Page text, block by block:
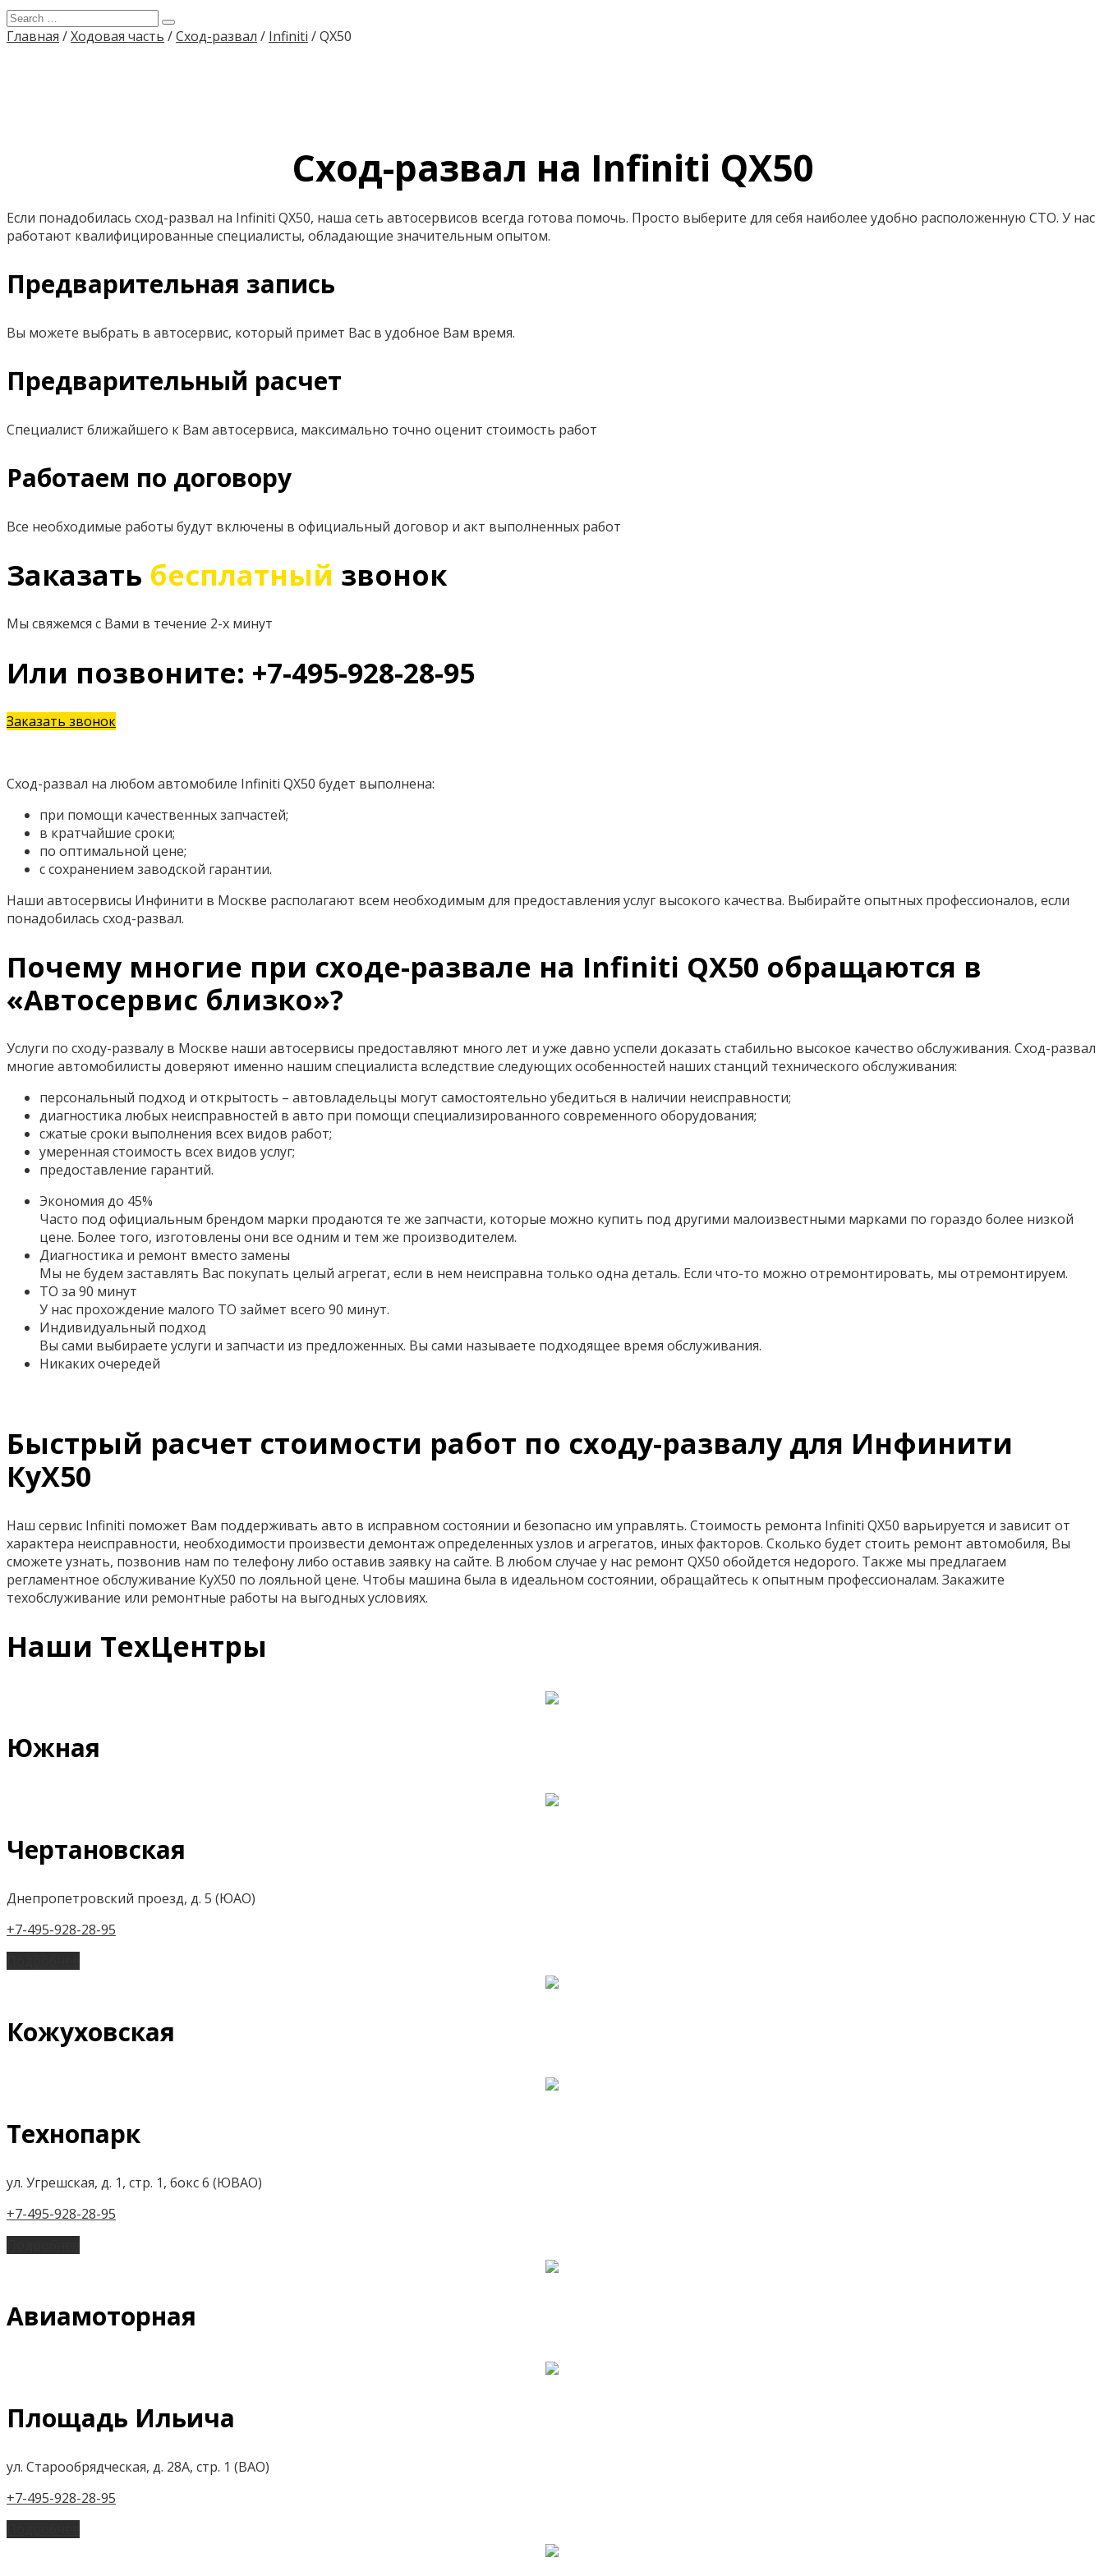
Главная /Ходовая часть /Сход-развал / Infiniti /QX50
Сход-развал на Infiniti QX50
Если понадобилась сход-развал на Infiniti QX50, наша сеть автосервисов всегда готова помочь. Просто выберите для себя наиболее удобно расположенную СТО. У нас
работают квалифицированные специалисты, обладающие значительным опытом.
Предварительная запись
Вы можете выбрать в автосервис, который примет Вас в удобное Вам время.
Предварительный расчет
Специалист ближайшего к Вам автосервиса, максимально точно оценит стоимость работ
Работаем по договору
Все необходимые работы будут включены в официальный договор и акт выполненных работ
Заказать бесплатный звонок
Мы свяжемся с Вами в течение 2-х минут
Или позвоните: +7-495-928-28-95
Заказать звонок
Сход-развал на любом автомобиле Infiniti QX50 будет выполнена:
при помощи качественных запчастей;
в кратчайшие сроки;
по оптимальной цене;
с сохранением заводской гарантии.
Наши автосервисы Инфинити в Москве располагают всем необходимым для предоставления услуг высокого качества. Выбирайте опытных профессионалов, если
понадобилась сход-развал.
Почему многие при сходе-развале на Infiniti QX50 обращаются в
«Автосервис близко»?
Услуги по сходу-развалу в Москве наши автосервисы предоставляют много лет и уже давно успели доказать стабильно высокое качество обслуживания. Сход-развал
многие автомобилисты доверяют именно нашим специалиста вследствие следующих особенностей наших станций технического обслуживания:
персональный подход и открытость – автовладельцы могут самостоятельно убедиться в наличии неисправности;
диагностика любых неисправностей в авто при помощи специализированного современного оборудования;
сжатые сроки выполнения всех видов работ;
умеренная стоимость всех видов услуг;
предоставление гарантий.
Экономия до 45%
Часто под официальным брендом марки продаются те же запчасти, которые можно купить под другими малоизвестными марками по гораздо более низкой
цене. Более того, изготовлены они все одним и тем же производителем.
Диагностика и ремонт вместо замены
Мы не будем заставлять Вас покупать целый агрегат, если в нем неисправна только одна деталь. Если что-то можно отремонтировать, мы отремонтируем.
ТО за 90 минут
У нас прохождение малого ТО займет всего 90 минут.
Индивидуальный подход
Вы сами выбираете услуги и запчасти из предложенных. Вы сами называете подходящее время обслуживания.
Никаких очередей
Быстрый расчет стоимости работ по сходу-развалу для Инфинити
КуХ50
Наш сервис Infiniti поможет Вам поддерживать авто в исправном состоянии и безопасно им управлять. Стоимость ремонта Infiniti QX50 варьируется и зависит от
характера неисправности, необходимости произвести демонтаж определенных узлов и агрегатов, иных факторов. Сколько будет стоить ремонт автомобиля, Вы
сможете узнать, позвонив нам по телефону либо оставив заявку на сайте. В любом случае у нас ремонт QX50 обойдется недорого. Также мы предлагаем
регламентное обслуживание КуХ50 по лояльной цене. Чтобы машина была в идеальном состоянии, обращайтесь к опытным профессионалам. Закажите
техобслуживание или ремонтные работы на выгодных условиях.
Наши ТехЦентры
Южная
Чертановская
Днепропетровский проезд, д. 5 (ЮАО)
+7-495-928-28-95
Кожуховская
Технопарк
ул. Угрешская, д. 1, стр. 1, бокс 6 (ЮВАО)
+7-495-928-28-95
Авиамоторная
Площадь Ильича
ул. Старообрядческая, д. 28А, стр. 1 (ВАО)
+7-495-928-28-95